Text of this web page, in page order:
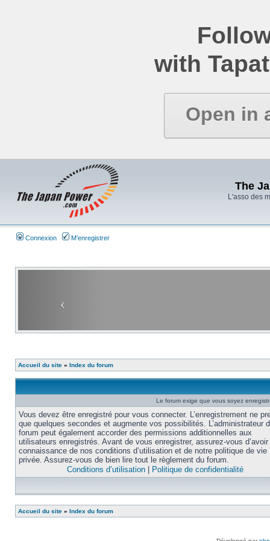
with
Open in
The
L'asso des
Connexion M’enregistrer
Accueil du site » Index du forum
Le forum exige que vous soyez
Vous devez être enregistré pour vous connecter. L’enregistrement ne
que quelques secondes et augmente vos possibilités. L’administrateur
forum peut également accorder des permissions additionnelles aux
utilisateurs enregistrés. Avant de vous enregistrer, assurez-vous
connaissance de nos conditions d’utilisation et de notre politique de vie
privée. Assurez-vous de bien lire tout le règlement du forum.
Conditions d’utilisation
Politique de confidentialité
Accueil du site » Index du forum